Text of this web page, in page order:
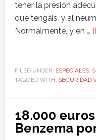
tener la presión
que tengáis, y al
Normalmente, y en …
FILED UNDER: ESPECIALES,
TAGGED WITH: SEGURIDAD
18.000
Benzema